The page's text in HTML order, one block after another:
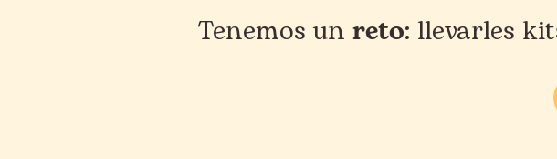
Tenemos un reto: llevarles